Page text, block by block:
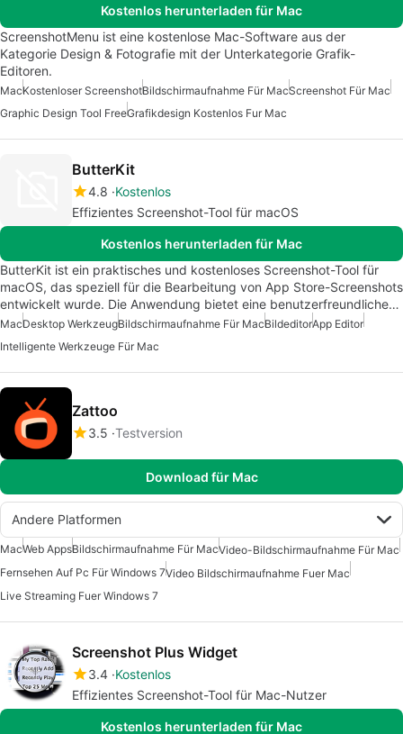
Kostenlos herunterladen für Mac
ScreenshotMenu ist eine kostenlose Mac-Software aus der
Kategorie Design & Fotografie mit der Unterkategorie Grafik-
Editoren.
MacKostenloser ScreenshotBildschirmaufnahme Für MacScreenshot Für Mac
Graphic Design Tool FreeGrafikdesign Kostenlos Fur Mac
ButterKit
4.8 Kostenlos
Effizientes Screenshot-Tool für macOS
Kostenlos herunterladen für Mac
ButterKit ist ein praktisches und kostenloses Screenshot-Tool für
macOS, das speziell für die Bearbeitung von App Store-Screenshots
entwickelt wurde. Die Anwendung bietet eine benutzerfreundliche…
MacDesktop WerkzeugBildschirmaufnahme Für MacBildeditorApp Editor
Intelligente Werkzeuge Für Mac
Zattoo
3.5 Testversion
Download für Mac
Andere Platformen
MacWeb AppsBildschirmaufnahme Für MacVideo-Bildschirmaufnahme Für Mac
Fernsehen Auf Pc Für Windows 7Video Bildschirmaufnahme Fuer Mac
Live Streaming Fuer Windows 7
Screenshot Plus Widget
3.4 Kostenlos
Effizientes Screenshot-Tool für Mac-Nutzer
Kostenlos herunterladen für Mac